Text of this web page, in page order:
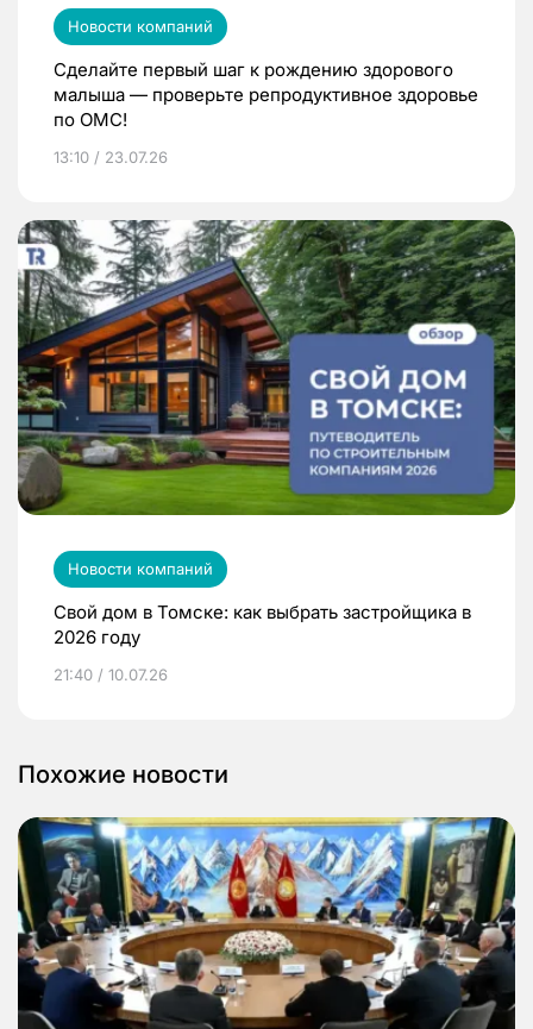
Новости компаний
Сделайте первый шаг к рождению здорового
малыша — проверьте репродуктивное здоровье
по ОМС!
13:10 / 23.07.26
Новости компаний
Свой дом в Томске: как выбрать застройщика в
2026 году
21:40 / 10.07.26
Похожие новости